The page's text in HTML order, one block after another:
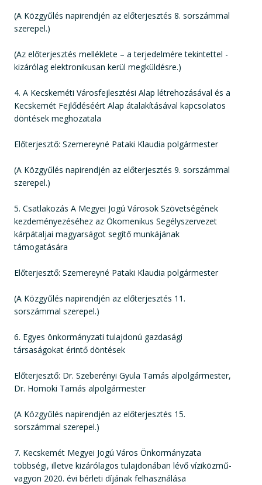
(A Közgyűlés napirendjén az előterjesztés 8. sorszámmal
szerepel.)
(Az előterjesztés melléklete – a terjedelmére tekintettel -
kizárólag elektronikusan kerül megküldésre.)
4. A Kecskeméti Városfejlesztési Alap létrehozásával és a
Kecskemét Fejlődéséért Alap átalakításával kapcsolatos
döntések meghozatala
Előterjesztő: Szemereyné Pataki Klaudia polgármester
(A Közgyűlés napirendjén az előterjesztés 9. sorszámmal
szerepel.)
5. Csatlakozás A Megyei Jogú Városok Szövetségének
kezdeményezéséhez az Ökomenikus Segélyszervezet
kárpátaljai magyarságot segítő munkájának
támogatására
Előterjesztő: Szemereyné Pataki Klaudia polgármester
(A Közgyűlés napirendjén az előterjesztés 11.
sorszámmal szerepel.)
6. Egyes önkormányzati tulajdonú gazdasági
társaságokat érintő döntések
Előterjesztő: Dr. Szeberényi Gyula Tamás alpolgármester,
Dr. Homoki Tamás alpolgármester
(A Közgyűlés napirendjén az előterjesztés 15.
sorszámmal szerepel.)
7. Kecskemét Megyei Jogú Város Önkormányzata
többségi, illetve kizárólagos tulajdonában lévő víziközmű-
vagyon 2020. évi bérleti díjának felhasználása